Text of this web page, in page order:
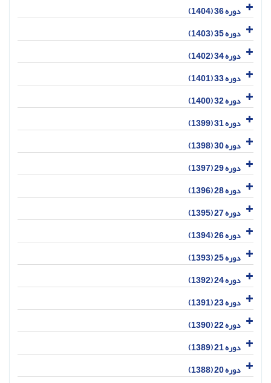
دوره 36 (1404)
دوره 35 (1403)
دوره 34 (1402)
دوره 33 (1401)
دوره 32 (1400)
دوره 31 (1399)
دوره 30 (1398)
دوره 29 (1397)
دوره 28 (1396)
دوره 27 (1395)
دوره 26 (1394)
دوره 25 (1393)
دوره 24 (1392)
دوره 23 (1391)
دوره 22 (1390)
دوره 21 (1389)
دوره 20 (1388)